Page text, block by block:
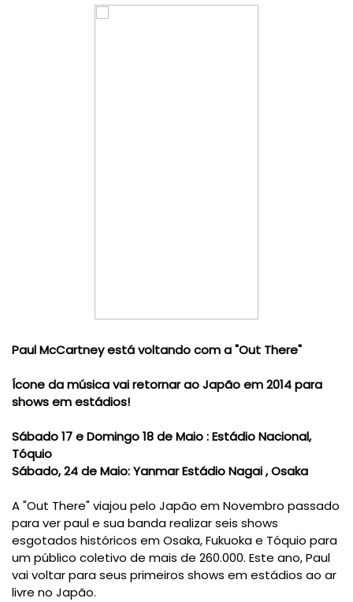
Paul McCartney está voltando com a "Out There"
Ícone da música vai retornar ao Japão em 2014 para
shows em estádios!
Sábado 17 e Domingo 18 de Maio : Estádio Nacional,
Tóquio
Sábado, 24 de Maio: Yanmar Estádio Nagai , Osaka
A "Out There" viajou pelo Japão em Novembro passado
para ver paul e sua banda realizar seis shows
esgotados históricos em Osaka, Fukuoka e Tóquio para
um público coletivo de mais de 260.000. Este ano, Paul
vai voltar para seus primeiros shows em estádios ao ar
livre no Japão.